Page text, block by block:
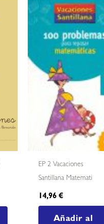
EP 2 Vacaciones
Santillana Matemati
14,96 €
Añadir al